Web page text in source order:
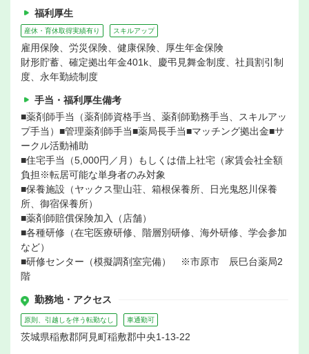
福利厚生
産休・育休取得実績有り スキルアップ
雇用保険、労災保険、健康保険、厚生年金保険
財形貯蓄、確定拠出年金401k、慶弔見舞金制度、社員割引制
度、永年勤続制度
手当・福利厚生備考
■薬剤師手当（薬剤師資格手当、薬剤師勤務手当、スキルアッ
プ手当）■管理薬剤師手当■薬局長手当■マッチング拠出金■サ
ークル活動補助
■住宅手当（5,000円／月）もしくは借上社宅（家賃会社全額
負担※転居可能な単身者のみ対象
■保養施設（ヤックス聖山荘、箱根保養所、日光鬼怒川保養
所、御宿保養所）
■薬剤師賠償保険加入（店舗）
■各種研修（在宅医療研修、階層別研修、海外研修、学会参加
など）
■研修センター（模擬調剤室完備） ※市原市 辰巳台薬局2
階
勤務地・アクセス
原則、引越しを伴う転勤なし 車通勤可
茨城県稲敷郡阿見町稲敷郡中央1-13-22